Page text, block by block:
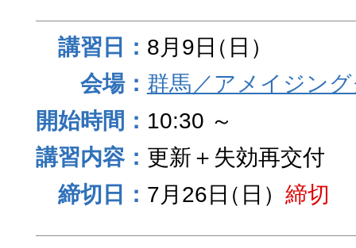
8月9日（日）
群馬／アメイジン
10:30 ～
更新＋失効再交付
7月26日（日） 締切